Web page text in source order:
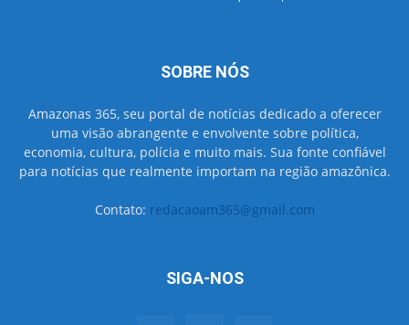
SOBRE NÓS
Amazonas 365, seu portal de notícias dedicado a oferecer
uma visão abrangente e envolvente sobre política,
economia, cultura, polícia e muito mais. Sua fonte confiável
para notícias que realmente importam na região amazônica.
Contato: redacaoam365@gmail.com
SIGA-NOS